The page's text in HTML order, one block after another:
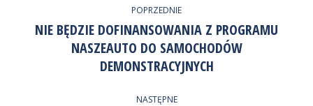
Twitter
WPISÓW
POPRZEDNIE
Poprzedni
wpis:
NIE BĘDZIE DOFINANSOWANIA Z PROGRAMU
NASZEAUTO DO SAMOCHODÓW
DEMONSTRACYJNYCH
NASTĘPNE